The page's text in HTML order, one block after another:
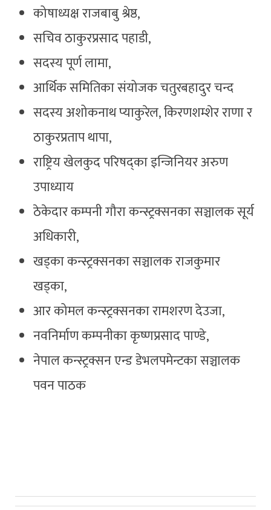
कोषाध्यक्ष राजबाबु श्रेष्ठ,
सचिव ठाकुरप्रसाद पहाडी,
सदस्य पूर्ण लामा,
आर्थिक समितिका संयोजक चतुरबहादुर चन्द
सदस्य अशोकनाथ प्याकुरेल, किरणशम्शेर राणा र
ठाकुरप्रताप थापा,
राष्ट्रिय खेलकुद परिषद्का इन्जिनियर अरुण
उपाध्याय
ठेकेदार कम्पनी गौरा कन्स्ट्रक्सनका सञ्चालक सूर्य
अधिकारी,
खड्का कन्स्ट्रक्सनका सञ्चालक राजकुमार
खड्का,
आर कोमल कन्स्ट्रक्सनका रामशरण देउजा,
नवनिर्माण कम्पनीका कृष्णप्रसाद पाण्डे,
नेपाल कन्स्ट्रक्सन एन्ड डेभलपमेन्टका सञ्चालक
पवन पाठक